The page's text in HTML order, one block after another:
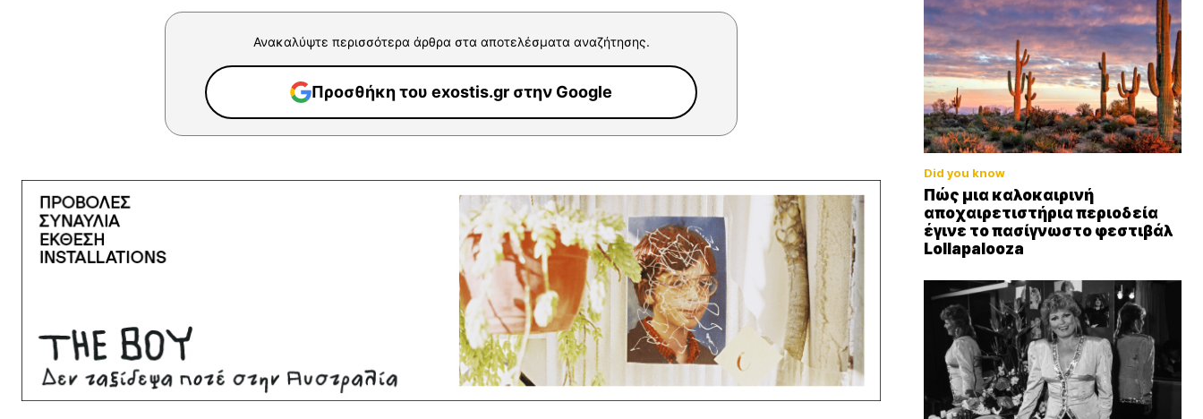
Ανακαλύψτε περισσότερα άρθρα στα αποτελέσματα αναζήτησης.
Προσθήκη του exostis.gr στην Google
Did you know
Πώς μια καλοκαιρινή
αποχαιρετιστήρια περιοδεία
έγινε το πασίγνωστο φεστιβάλ
Lollapalooza